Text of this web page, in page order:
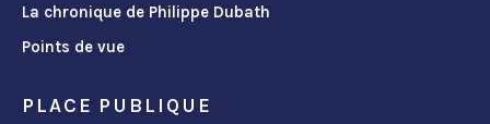
La chronique de Philippe Dubath
Points de vue
PLACE PUBLIQUE